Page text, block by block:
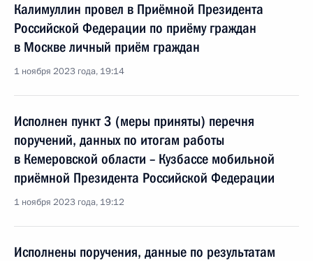
Калимуллин провел в Приёмной Президента
Российской Федерации по приёму граждан
в Москве личный приём граждан
1 ноября 2023 года, 19:14
Исполнен пункт 3 (меры приняты) перечня
поручений, данных по итогам работы
в Кемеровской области – Кузбассе мобильной
приёмной Президента Российской Федерации
1 ноября 2023 года, 19:12
Исполнены поручения, данные по результатам